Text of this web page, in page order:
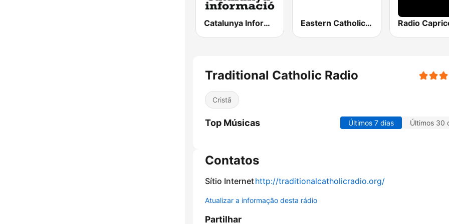
Catalunya Informació Eastern Catholic Radio
Traditional Catholic Radio
Cristã
Top Músicas Últimos 7 dias Últimos 30
Contatos
Sítio Internethttp://traditionalcatholicradio.org/
Atualizar a informação desta rádio
Partilhar